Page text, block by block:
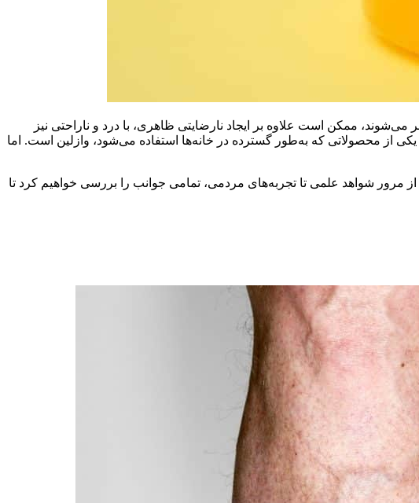
ممکن است علاوه بر ایجاد نارضایتی ظاهری، با درد و ناراحتی نیز
از محصولاتی که به‌طور گسترده در خانه‌ها استفاده می‌شود، وازلین است. اما
مرور شواهد علمی تا تجربه‌های مردمی، تمامی جوانب را بررسی خواهیم کرد تا